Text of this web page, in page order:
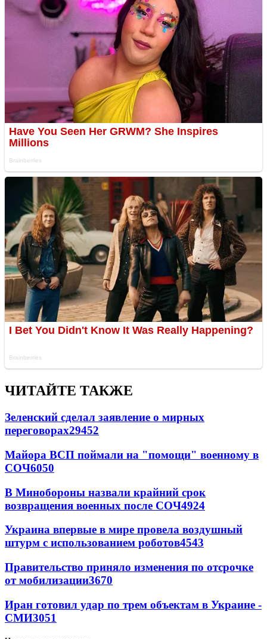
ЧИТАЙТЕ ТАКЖЕ
Зеленский сделал заявление о мирных
переговорах29452
Майора ВСП поймали на "помощи" военному в
СОЧ6050
В Минобороны назвали крайний срок
возвращения военных после СОЧ4924
Украина впервые в мире провела воздушный
штурм с использованием роботов4543
Правительство приняло изменения по отсрочке
от мобилизации3670
Иран готовил удар по трем объектам в Украине -
СМИ3051